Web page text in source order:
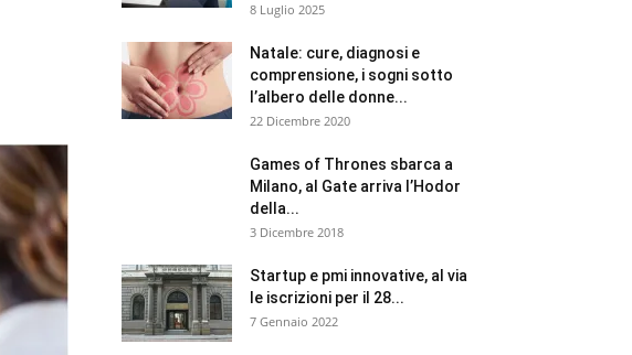
8 Luglio 2025
Natale: cure, diagnosi e
comprensione, i sogni sotto
l’albero delle donne...
22 Dicembre 2020
Games of Thrones sbarca a
Milano, al Gate arriva l’Hodor
della...
3 Dicembre 2018
Startup e pmi innovative, al via
le iscrizioni per il 28...
7 Gennaio 2022